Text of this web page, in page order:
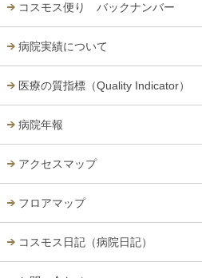
コスモス便り バックナンバー
病院実績について
医療の質指標（Quality Indicator）
病院年報
アクセスマップ
フロアマップ
コスモス日記（病院日記）